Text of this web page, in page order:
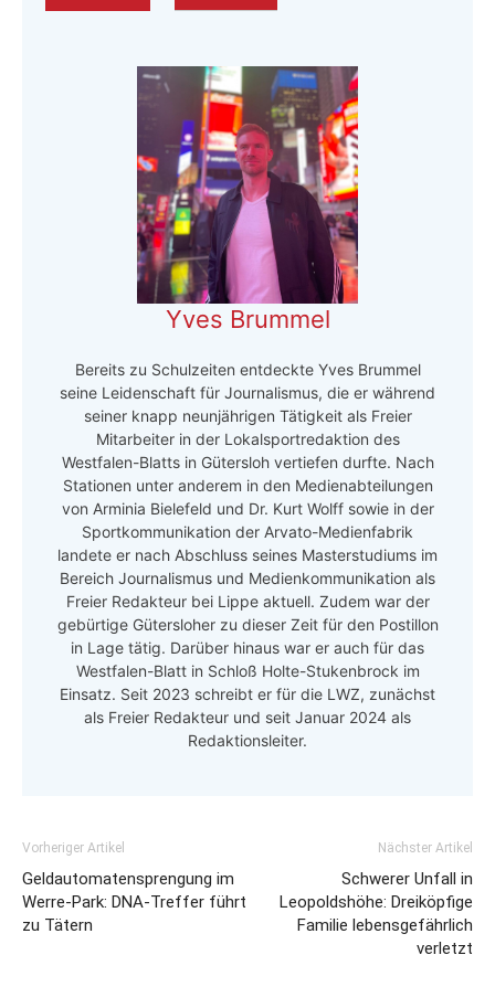
Yves Brummel
Bereits zu Schulzeiten entdeckte Yves Brummel
seine Leidenschaft für Journalismus, die er während
seiner knapp neunjährigen Tätigkeit als Freier
Mitarbeiter in der Lokalsportredaktion des
Westfalen-Blatts in Gütersloh vertiefen durfte. Nach
Stationen unter anderem in den Medienabteilungen
von Arminia Bielefeld und Dr. Kurt Wolff sowie in der
Sportkommunikation der Arvato-Medienfabrik
landete er nach Abschluss seines Masterstudiums im
Bereich Journalismus und Medienkommunikation als
Freier Redakteur bei Lippe aktuell. Zudem war der
gebürtige Gütersloher zu dieser Zeit für den Postillon
in Lage tätig. Darüber hinaus war er auch für das
Westfalen-Blatt in Schloß Holte-Stukenbrock im
Einsatz. Seit 2023 schreibt er für die LWZ, zunächst
als Freier Redakteur und seit Januar 2024 als
Redaktionsleiter.
Vorheriger Artikel
Geldautomatensprengung im
Werre-Park: DNA-Treffer führt
zu Tätern
Nächster Artikel
Schwerer Unfall in
Leopoldshöhe: Dreiköpfige
Familie lebensgefährlich
verletzt